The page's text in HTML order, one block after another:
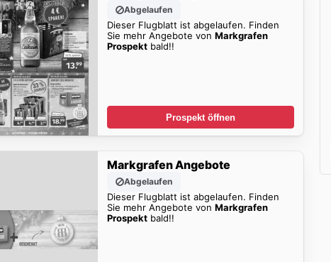
Abgelaufen
Dieser Flugblatt ist abgelaufen. Finden
Sie mehr Angebote vonMarkgrafen
Prospekt bald!!
Prospekt öffnen
Markgrafen Angebote
Abgelaufen
Dieser Flugblatt ist abgelaufen. Finden
Sie mehr Angebote vonMarkgrafen
Prospekt bald!!